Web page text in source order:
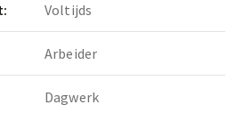
Voltijds
Arbeider
Dagwerk